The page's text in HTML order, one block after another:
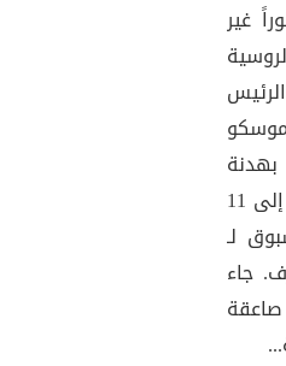
2026 تطوراً غير
لمدة ثلاثة أيام، تمتد من 9 إلى 11
لـ
جاء